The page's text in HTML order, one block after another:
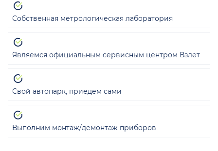
Собственная метрологическая лаборатория
Являемся официальным сервисным центром Взлет
Свой автопарк, приедем сами
Выполним монтаж/демонтаж приборов